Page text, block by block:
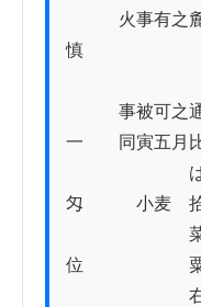
火事有之麁
慎
事被可之通
一　　同寅五月
はたか麦
匁　　　小麦　
菜種子
位　　　　　　
右之外